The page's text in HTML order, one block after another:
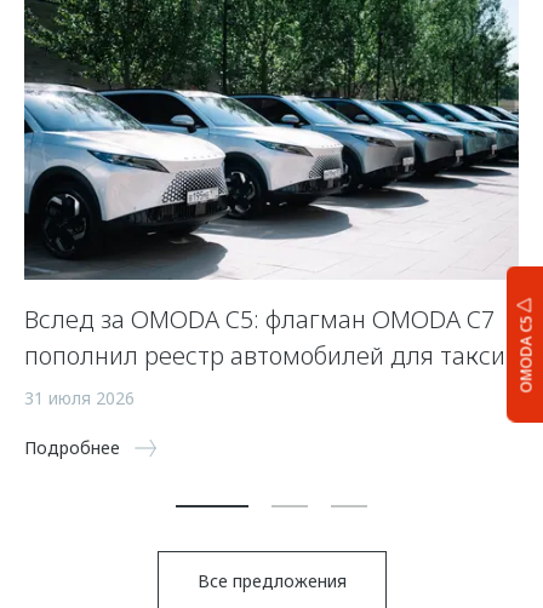
OMODA C5
Вслед за OMODA C5: флагман OMODA C7
пополнил реестр автомобилей для такси
31 июля 2026
Подробнее
Все предложения